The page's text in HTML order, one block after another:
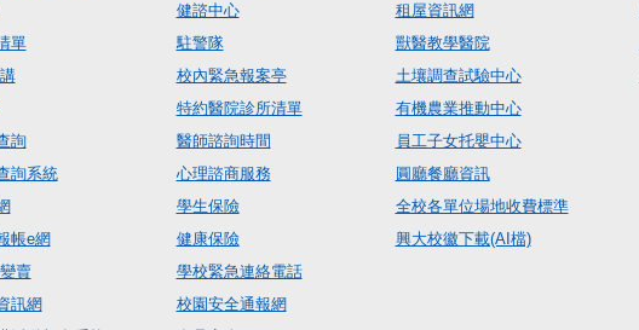
單
詢
詢系統
帳e網
賣
訊網
健諮中心
駐警隊
校內緊急報案亭
特約醫院診所清單
醫師諮詢時間
心理諮商服務
學生保險
健康保險
學校緊急連絡電話
校園安全通報網
租屋資訊網
獸醫教學醫院
土壤調查試驗中心
有機農業推動中心
員工子女托嬰中心
圓廳餐廳資訊
全校各單位場地收費標準
興大校徽下載(AI檔)